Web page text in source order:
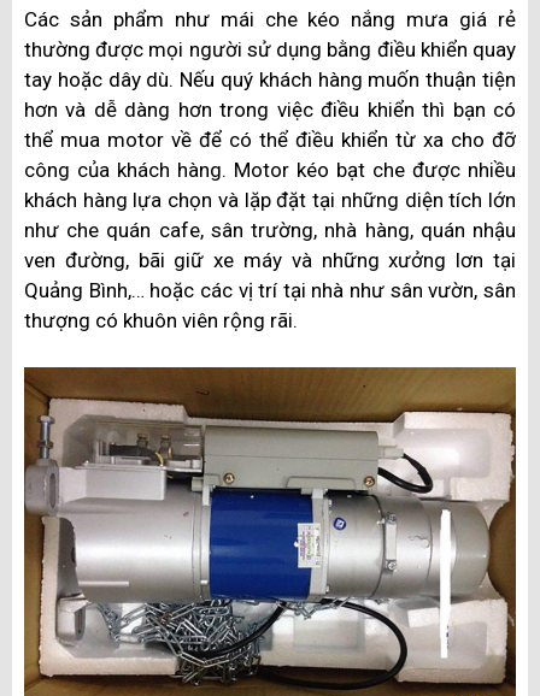
Các sản phẩm như mái che kéo nắng mưa giá rẻ
thường được mọi người sử dụng bằng điều khiển quay
tay hoặc dây dù. Nếu quý khách hàng muốn thuận tiện
hơn và dễ dàng hơn trong việc điều khiển thì bạn có
thể mua motor về để có thể điều khiển từ xa cho đỡ
công của khách hàng. Motor kéo bạt che được nhiều
khách hàng lựa chọn và lặp đặt tại những diện tích lớn
như che quán cafe, sân trường, nhà hàng, quán nhậu
ven đường, bãi giữ xe máy và những xưởng lơn tại
Quảng Bình,… hoặc các vị trí tại nhà như sân vườn, sân
thượng có khuôn viên rộng rãi.